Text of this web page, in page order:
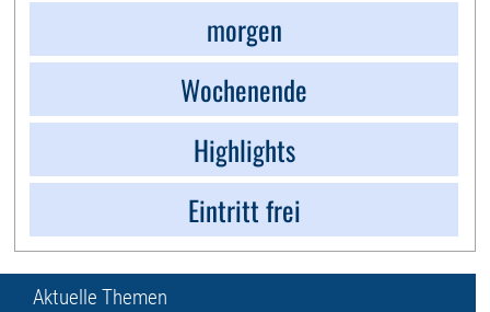
morgen
Wochenende
Highlights
Eintritt frei
Aktuelle Themen